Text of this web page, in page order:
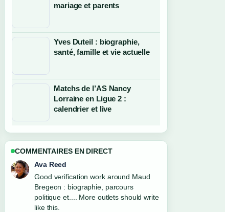
mariage et parents
Yves Duteil : biographie,
santé, famille et vie actuelle
Matchs de l’AS Nancy
Lorraine en Ligue 2 :
calendrier et live
COMMENTAIRES EN DIRECT
Jonas Berg
Strong breakdown on Anna Kournikova
: biographie, vie privée, santé.... This is
the clearest summary I have seen
today.